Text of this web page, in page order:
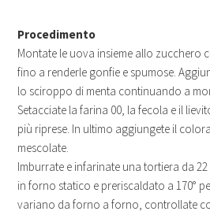
Procedimento
Montate le uova insieme allo zucchero
fino a renderle gonfie e spumose.
lo sciroppo di menta continuando a
Setacciate la farina 00, la fecola e il
più riprese. In ultimo aggiungete il
mescolate.
Imburrate e infarinate una tortiera da
in forno statico e preriscaldato a 170°
variano da forno a forno, controllate